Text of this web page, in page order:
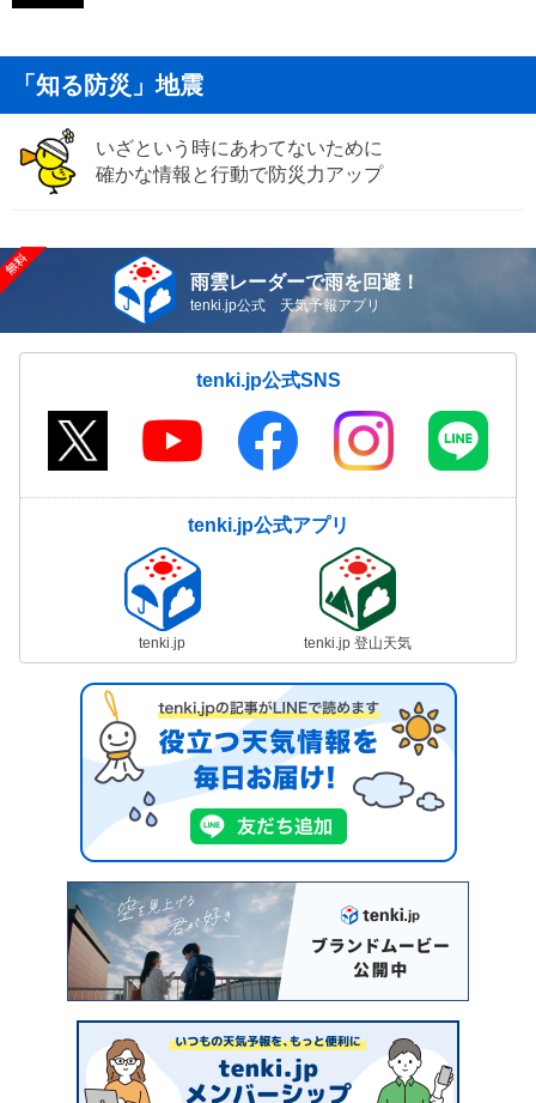
「知る防災」地震
いざという時にあわてないために
確かな情報と行動で防災力アップ
雨雲レーダーで雨を回避！
tenki.jp公式 天気予報アプリ
tenki.jp公式SNS
tenki.jp公式アプリ
tenki.jp tenki.jp 登山天気